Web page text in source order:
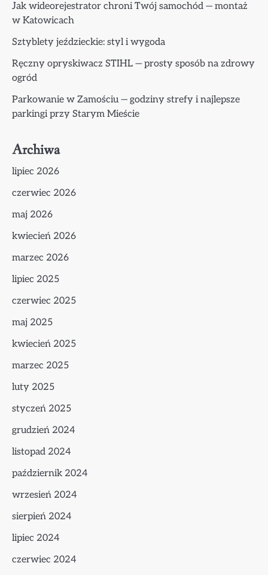
Jak wideorejestrator chroni Twój samochód — montaż
w Katowicach
Sztyblety jeździeckie: styl i wygoda
Ręczny opryskiwacz STIHL — prosty sposób na zdrowy
ogród
Parkowanie w Zamościu — godziny strefy i najlepsze
parkingi przy Starym Mieście
Archiwa
lipiec 2026
czerwiec 2026
maj 2026
kwiecień 2026
marzec 2026
lipiec 2025
czerwiec 2025
maj 2025
kwiecień 2025
marzec 2025
luty 2025
styczeń 2025
grudzień 2024
listopad 2024
październik 2024
wrzesień 2024
sierpień 2024
lipiec 2024
czerwiec 2024